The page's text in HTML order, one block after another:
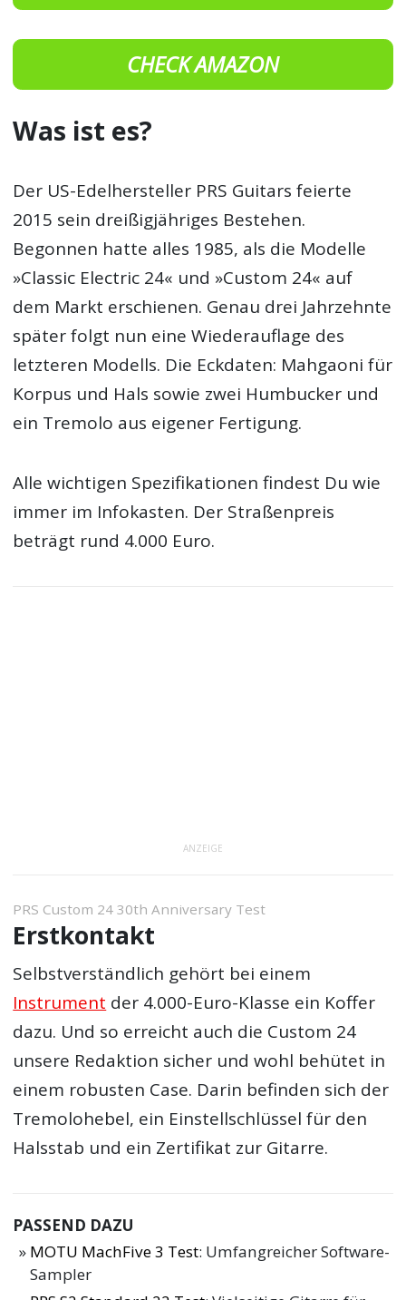
CHECK AMAZON
Was ist es?
Der US-Edelhersteller PRS Guitars feierte
2015 sein dreißigjähriges Bestehen.
Begonnen hatte alles 1985, als die Modelle
»Classic Electric 24« und »Custom 24« auf
dem Markt erschienen. Genau drei Jahrzehnte
später folgt nun eine Wiederauflage des
letzteren Modells. Die Eckdaten: Mahgaoni für
Korpus und Hals sowie zwei Humbucker und
ein Tremolo aus eigener Fertigung.
Alle wichtigen Spezifikationen findest Du wie
immer im Infokasten. Der Straßenpreis
beträgt rund 4.000 Euro.
ANZEIGE
PRS Custom 24 30th Anniversary Test
Erstkontakt
Selbstverständlich gehört bei einem
Instrument der 4.000-Euro-Klasse ein Koffer
dazu. Und so erreicht auch die Custom 24
unsere Redaktion sicher und wohl behütet in
einem robusten Case. Darin befinden sich der
Tremolohebel, ein Einstellschlüssel für den
Halsstab und ein Zertifikat zur Gitarre.
PASSEND DAZU
MOTU MachFive 3 Test: Umfangreicher Software-
Sampler